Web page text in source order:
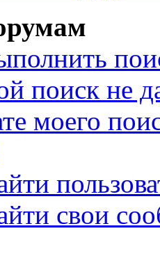
поиск не
моего
свои